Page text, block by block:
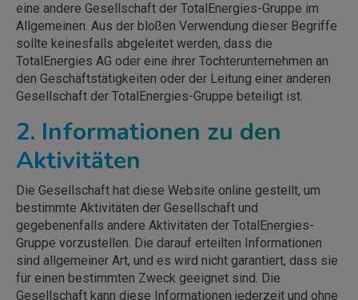
eine andere Gesellschaft der TotalEnergies-Gruppe im
Allgemeinen. Aus der bloßen Verwendung dieser Begriffe
sollte keinesfalls abgeleitet werden, dass die
TotalEnergies AG oder eine ihrer Tochterunternehmen an
den Geschäftstätigkeiten oder der Leitung einer anderen
Gesellschaft der TotalEnergies-Gruppe beteiligt ist.
2. Informationen zu den
Aktivitäten
Die Gesellschaft hat diese Website online gestellt, um
bestimmte Aktivitäten der Gesellschaft und
gegebenenfalls andere Aktivitäten der TotalEnergies-
Gruppe vorzustellen. Die darauf erteilten Informationen
sind allgemeiner Art, und es wird nicht garantiert, dass sie
für einen bestimmten Zweck geeignet sind. Die
Gesellschaft kann diese Informationen jederzeit und ohne